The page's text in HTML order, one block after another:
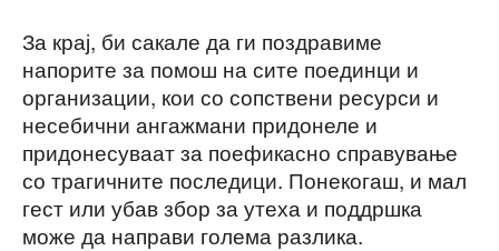
За крај, би сакале да ги поздравиме
напорите за помош на сите поединци и
организации, кои со сопствени ресурси и
несебични ангажмани придонеле и
придонесуваат за поефикасно справување
со трагичните последици. Понекогаш, и мал
гест или убав збор за утеха и поддршка
може да направи голема разлика.